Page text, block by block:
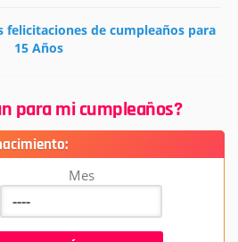
felicitaciones de cumpleaños para
15 Años
para mi cumpleaños?
Mes